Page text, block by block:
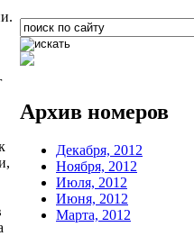
Архив номеров
Декабря, 2012
Ноября, 2012
Июля, 2012
Июня, 2012
Марта, 2012